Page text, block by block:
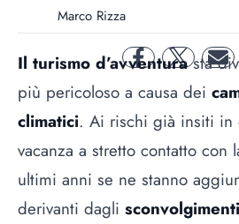
Marco Rizza
facebooktwitter mail
Il turismo d’avventurasta
più pericoloso a causa dei
climatici. Ai rischi già insiti in
vacanza a stretto contatto con
ultimi anni se ne stanno
derivanti dagli sconvolgimenti